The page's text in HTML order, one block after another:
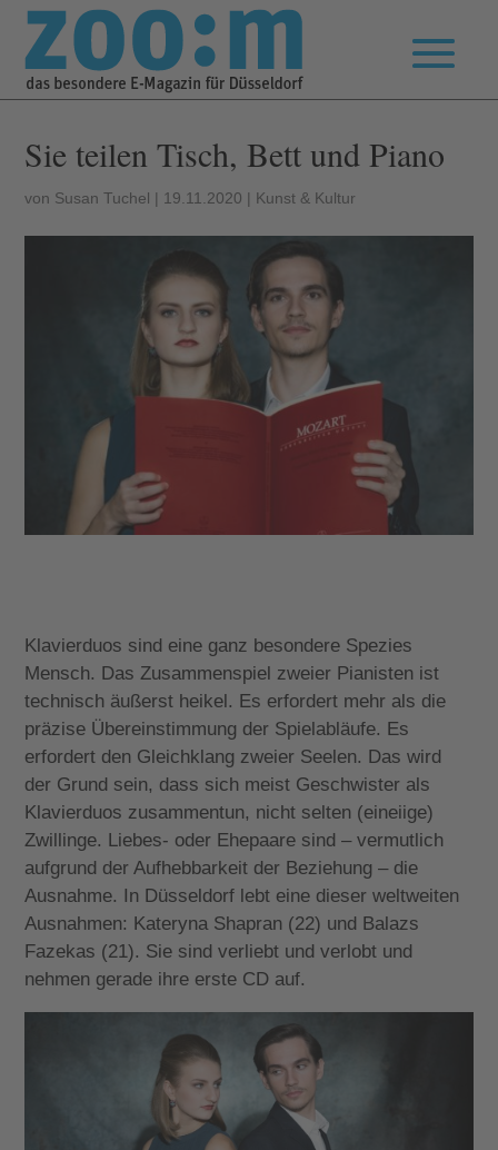
Sie teilen Tisch, Bett und Piano
von Susan Tuchel | 19.11.2020 | Kunst & Kultur
Klavierduos sind eine ganz besondere Spezies
Mensch. Das Zusammenspiel zweier Pianisten ist
technisch äußerst heikel. Es erfordert mehr als die
präzise Übereinstimmung der Spielabläufe. Es
erfordert den Gleichklang zweier Seelen. Das wird
der Grund sein, dass sich meist Geschwister als
Klavierduos zusammentun, nicht selten (eineiige)
Zwillinge. Liebes- oder Ehepaare sind – vermutlich
aufgrund der Aufhebbarkeit der Beziehung – die
Ausnahme. In Düsseldorf lebt eine dieser weltweiten
Ausnahmen: Kateryna Shapran (22) und Balazs
Fazekas (21). Sie sind verliebt und verlobt und
nehmen gerade ihre erste CD auf.